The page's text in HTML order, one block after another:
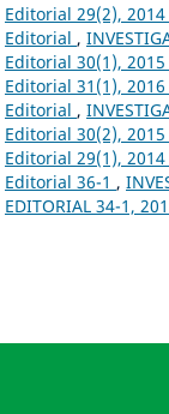
Editorial 29(2), 2014
Editorial ,
Editorial 30(1), 2015
Editorial 31(1), 2016
Editorial ,
Editorial 30(2), 2015
Editorial 29(1), 2014
Editorial 36-1 ,
EDITORIAL 34-1,